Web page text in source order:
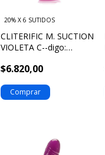
CLITERIFIC M. SUCTION
VIOLETA C--digo:
$6.820,00
20% X 6 SUTIDOS